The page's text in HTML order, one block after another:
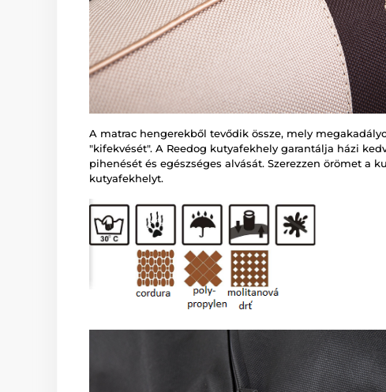
A matrac hengerekből tevődik össze, mely
"kifekvését". A Reedog kutyafekhely garantálja házi
pihenését és egészséges alvását. Szerezzen örömet a
kutyafekhelyt.